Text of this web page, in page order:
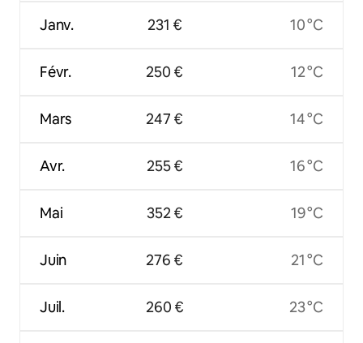
Janv.
Févr.
Mars
Avr.
Mai
Juin
Juil.
231 €
250 €
247 €
255 €
352 €
276 €
260 €
10 °C
12 °C
14 °C
16 °C
19 °C
21 °C
23 °C